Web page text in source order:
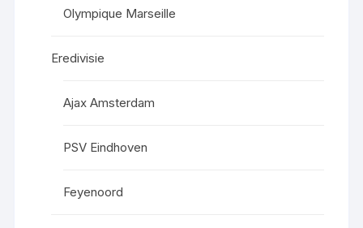
Olympique Marseille
Eredivisie
Ajax Amsterdam
PSV Eindhoven
Feyenoord